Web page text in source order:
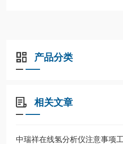
产品分类
相关文章
中瑞祥在线氢分析仪注意事项